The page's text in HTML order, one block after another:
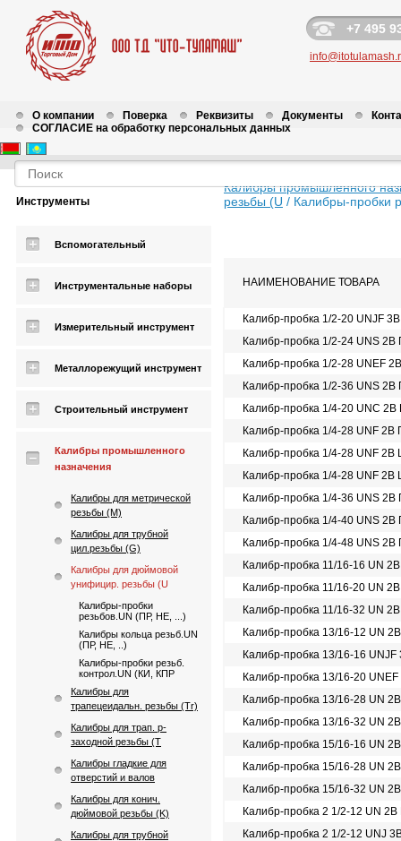
+7 495
О компании Поверка Реквизиты Документы
СОГЛАСИЕ на обработку персональных данных
Инструменты
Вспомогательный
Инструментальные наборы
Измерительный инструмент
Металлорежущий инструмент
Строительный инструмент
Калибры промышленного
назначения
Калибры для метрической
резьбы (М)
Калибры для трубной
цил.резьбы (G)
Калибры для дюймовой
унифицир. резьбы (U
Калибры-пробки
резьбов.UN (ПР, НЕ, ...)
Калибры кольца резьб.UN
(ПР, НЕ, ..)
Калибры-пробки резьб.
контрол.UN (КИ, КПР
Калибры для
трапецеидальн. резьбы (Tr)
Калибры для трап. p-
заходной резьбы (T
Калибры гладкие для
отверстий и валов
Калибры для конич.
дюймовой резьбы (K)
Калибры для трубной
Калибры промышленного
резьбы (U / Калибры-пробки
НАИМЕНОВАНИЕ ТОВАРА
Калибр-пробка 1/2-20 UNJF
Калибр-пробка 1/2-24 UNS
Калибр-пробка 1/2-28 UNEF
Калибр-пробка 1/2-36 UNS
Калибр-пробка 1/4-20 UNC
Калибр-пробка 1/4-28 UNF
Калибр-пробка 1/4-28 UNF 2В
Калибр-пробка 1/4-28 UNF 2В
Калибр-пробка 1/4-36 UNS
Калибр-пробка 1/4-40 UNS
Калибр-пробка 1/4-48 UNS
Калибр-пробка 11/16-16 UN
Калибр-пробка 11/16-20 UN
Калибр-пробка 11/16-32 UN
Калибр-пробка 13/16-12 UN
Калибр-пробка 13/16-16
Калибр-пробка 13/16-20
Калибр-пробка 13/16-28 UN
Калибр-пробка 13/16-32 UN
Калибр-пробка 15/16-16 UN
Калибр-пробка 15/16-28 UN
Калибр-пробка 15/16-32 UN
Калибр-пробка 2 1/2-12 UN
Калибр-пробка 2 1/2-12 UNJ